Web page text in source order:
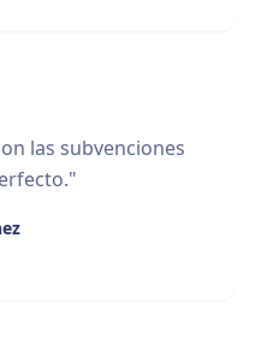
las subvenciones
"